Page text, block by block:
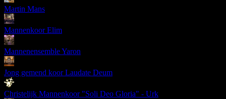
Martin Mans
Mannenkoor Elim
Mannenensemble Yaron
Jong gemend koor Laudate Deum
Christelijk Mannenkoor "Soli Deo Gloria" - Urk